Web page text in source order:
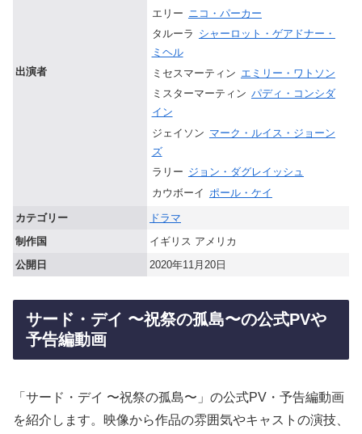
出演者
エリー ニコ・パーカー
タルーラ シャーロット・ゲアドナー・
ミヘル
ミセスマーティン エミリー・ワトソン
ミスターマーティン パディ・コンシダ
イン
ジェイソン マーク・ルイス・ジョーン
ズ
ラリー ジョン・ダグレイッシュ
カウボーイ ポール・ケイ
カテゴリー
ドラマ
制作国
イギリス アメリカ
公開日
2020年11月20日
サード・デイ 〜祝祭の孤島〜の公式PVや
予告編動画
「サード・デイ 〜祝祭の孤島〜」の公式PV・予告編動画
を紹介します。映像から作品の雰囲気やキャストの演技、